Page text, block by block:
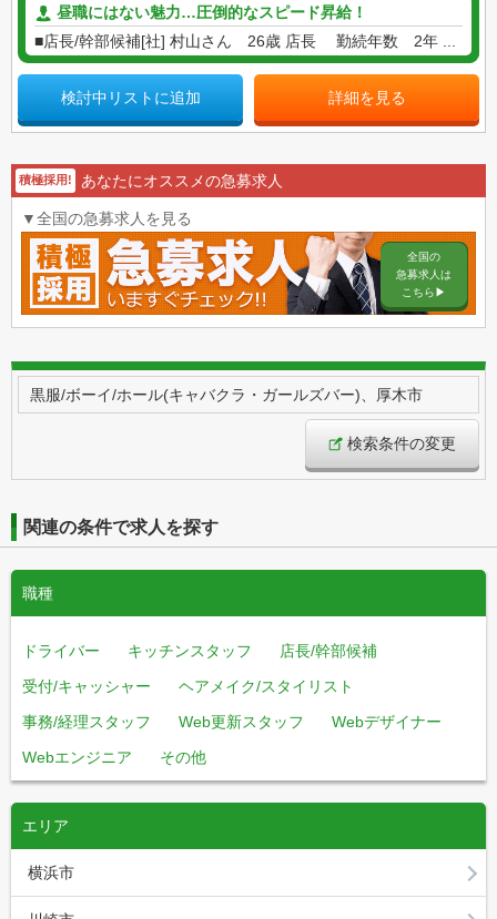
昼職にはない魅力…圧倒的なスピード昇給！
■店長/幹部候補[社] 村山さん 26歳 店長 勤続年数 2年 ...
検討中リストに追加 詳細を見る
積極採用! あなたにオススメの急募求人
▼全国の急募求人を見る
全国の
急募求人は
こちら▶︎
黒服/ボーイ/ホール(キャバクラ・ガールズバー)、厚木市
検索条件の変更
関連の条件で求人を探す
職種
ドライバー キッチンスタッフ
店長/幹部候補
受付/キャッシャー
ヘアメイク/スタイリスト
事務/経理スタッフ
Web更新スタッフ
Webデザイナー
Webエンジニア
その他
エリア
横浜市